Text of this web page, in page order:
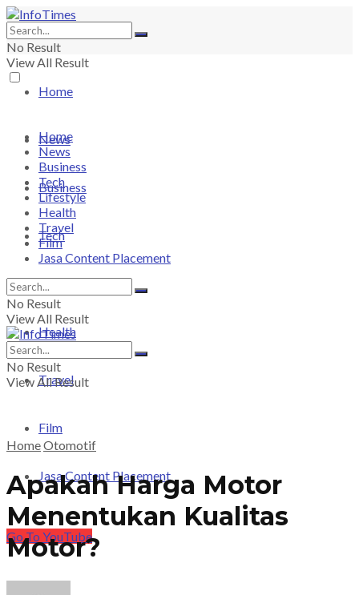
No Result
View All Result
Home
News
Business
Tech
Lifestyle
Health
Travel
Film
Jasa Content Placement
Go To YouTube
Home
News
Business
Tech
Lifestyle
Health
Travel
Film
Jasa Content Placement
No Result
View All Result
No Result
View All Result
HomeOtomotif
Apakah Harga Motor
Menentukan Kualitas
Motor?